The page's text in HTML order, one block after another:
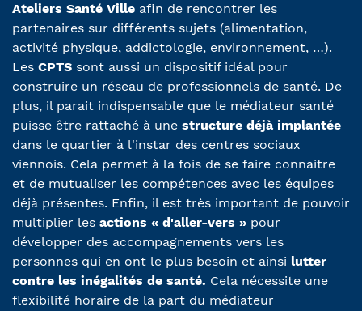
Ateliers Santé Ville afin de rencontrer les
partenaires sur différents sujets (alimentation,
activité physique, addictologie, environnement, …).
Les CPTS sont aussi un dispositif idéal pour
construire un réseau de professionnels de santé. De
plus, il parait indispensable que le médiateur santé
puisse être rattaché à une structure déjà implantée
dans le quartier à l'instar des centres sociaux
viennois. Cela permet à la fois de se faire connaitre
et de mutualiser les compétences avec les équipes
déjà présentes. Enfin, il est très important de pouvoir
multiplier les actions « d'aller-vers » pour
développer des accompagnements vers les
personnes qui en ont le plus besoin et ainsi lutter
contre les inégalités de santé. Cela nécessite une
flexibilité horaire de la part du médiateur